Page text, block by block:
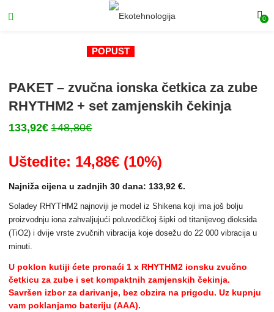
0
POPUST
PAKET – zvučna ionska četkica za zube
RHYTHM2 + set zamjenskih čekinja
133,92€ 148,80€
Uštedite: 14,88€ (10%)
Najniža cijena u zadnjih 30 dana: 133,92 €.
Soladey RHYTHM2 najnoviji je model iz Shikena koji ima još bolju
proizvodnju iona zahvaljujući poluvodičkoj šipki od titanijevog dioksida
(TiO2) i dvije vrste zvučnih vibracija koje dosežu do 22 000 vibracija u
minuti.
U poklon kutiji ćete pronaći 1 x RHYTHM2 ionsku zvučno
četkicu za zube i set kompaktnih zamjenskih čekinja.
Savršen izbor za darivanje, bez obzira na prigodu. Uz kupnju
vam poklanjamo bateriju (AAA).